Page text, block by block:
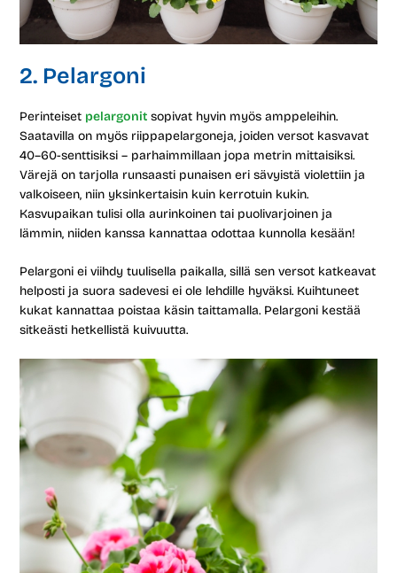
2. Pelargoni
Perinteiset pelargonit sopivat hyvin myös amppeleihin.
Saatavilla on myös riippapelargoneja, joiden versot kasvavat
40–60-senttisiksi – parhaimmillaan jopa metrin mittaisiksi.
Värejä on tarjolla runsaasti punaisen eri sävyistä violettiin ja
valkoiseen, niin yksinkertaisin kuin kerrotuin kukin.
Kasvupaikan tulisi olla aurinkoinen tai puolivarjoinen ja
lämmin, niiden kanssa kannattaa odottaa kunnolla kesään!
Pelargoni ei viihdy tuulisella paikalla, sillä sen versot katkeavat
helposti ja suora sadevesi ei ole lehdille hyväksi. Kuihtuneet
kukat kannattaa poistaa käsin taittamalla. Pelargoni kestää
sitkeästi hetkellistä kuivuutta.